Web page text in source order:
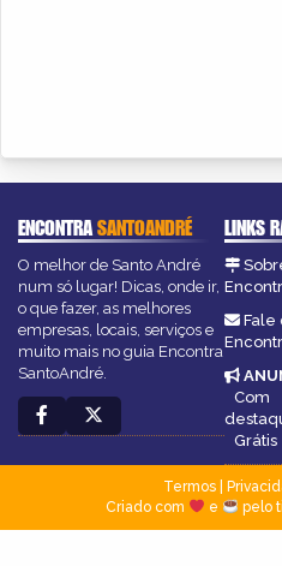
ENCONTRASANTOANDRÉ
O melhor de Santo André
num só lugar! Dicas, onde ir,
o que fazer, as melhores
empresas, locais, serviços e
muito mais no guia Encontra
SantoAndré.
LINKS
Fale
Com
Grátis
Termos|
Criado com
e pelo